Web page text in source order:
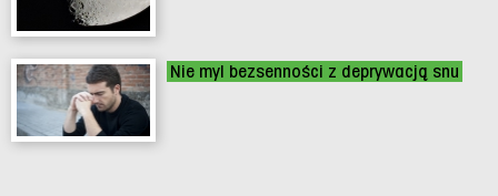
Nie myl bezsenności z deprywacją snu